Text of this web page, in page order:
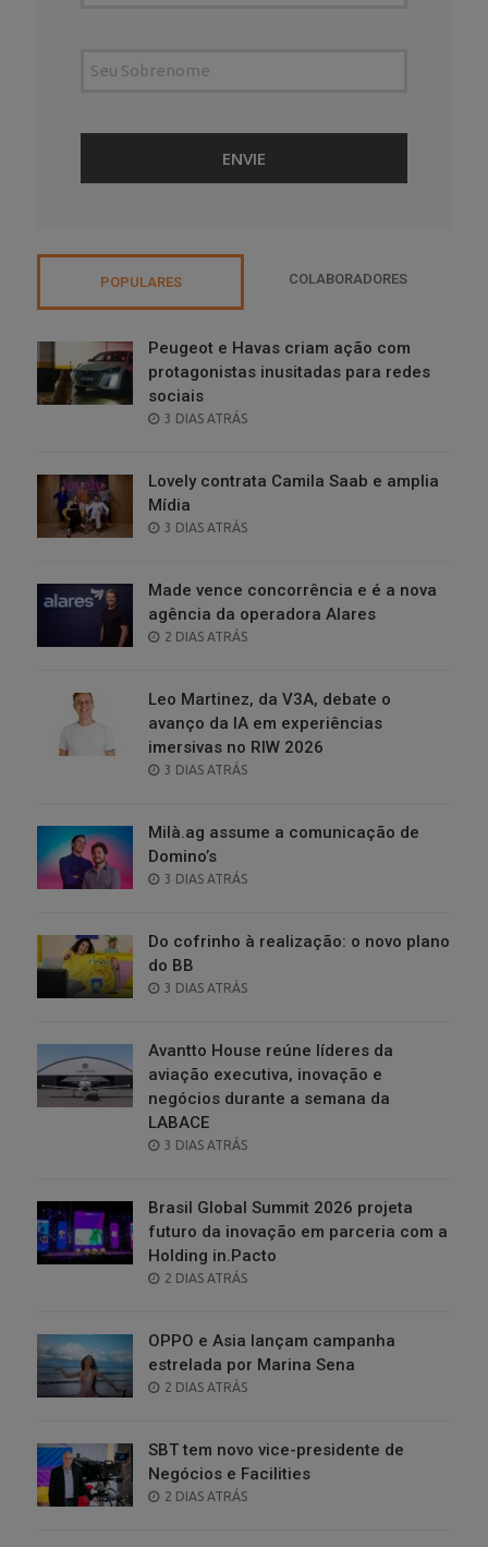
POPULARES COLABORADORES
Peugeot e Havas criam ação com
protagonistas inusitadas para redes
sociais
POSTED
3 DIAS ATRÁS
Lovely contrata Camila Saab e amplia
Mídia
POSTED
3 DIAS ATRÁS
Made vence concorrência e é a nova
agência da operadora Alares
POSTED
2 DIAS ATRÁS
Leo Martinez, da V3A, debate o
avanço da IA em experiências
imersivas no RIW 2026
POSTED
3 DIAS ATRÁS
Milà.ag assume a comunicação de
Domino’s
POSTED
3 DIAS ATRÁS
Do cofrinho à realização: o novo plano
do BB
POSTED
3 DIAS ATRÁS
Avantto House reúne líderes da
aviação executiva, inovação e
negócios durante a semana da
LABACE
POSTED
3 DIAS ATRÁS
Brasil Global Summit 2026 projeta
futuro da inovação em parceria com a
Holding in.Pacto
POSTED
2 DIAS ATRÁS
OPPO e Asia lançam campanha
estrelada por Marina Sena
POSTED
2 DIAS ATRÁS
SBT tem novo vice-presidente de
Negócios e Facilities
POSTED
2 DIAS ATRÁS